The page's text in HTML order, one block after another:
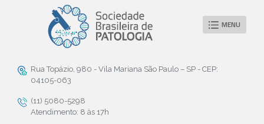
MENU
Rua Topázio, 980 - Vila Mariana São Paulo – SP - CEP:
04105-063
(11) 5080-5298
Atendimento: 8 às 17h